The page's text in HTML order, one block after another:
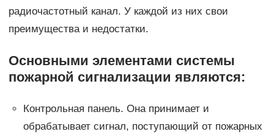
радиочастотный канал. У каждой из них свои
преимущества и недостатки.
Основными элементами системы
пожарной сигнализации являются:
Контрольная панель. Она принимает и
обрабатывает сигнал, поступающий от пожарных